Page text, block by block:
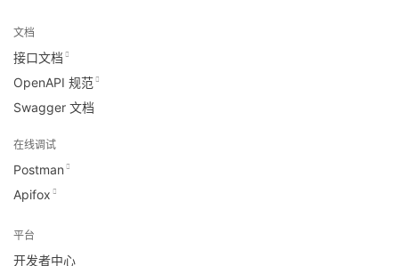
文档
接口文档
OpenAPI 规范
Swagger 文档
在线调试
Postman
Apifox
平台
开发者中心